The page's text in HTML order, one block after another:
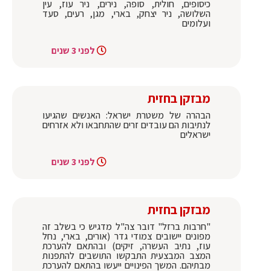
כיסופים, חולית, סופה, נירים, ניר עוז, עין
השלושה, ניר יצחק, בארי, מגן, רעים, סעד
ועלומים
לפני 3 שנים
מבזקן בחזית
הבהרה של משטרת ישראל: האנשים שהגיעו
לנתיבות הם עובדים זרים שהתחבאו ולא אזרחים
ישראלים
לפני 3 שנים
מבזקן בחזית
"חרבות ברזל" דובר צה"ל מדגיש כי בשלב זה
מפונים יישובים צמודי גדר (אורים, בארי, נחל
עוז, נתיב העשרה, זיקים) ובהתאם להערכת
המצב המבצעית התבקשו התושבים להתפנות
מבתיהם. המשך הפינויים ייעשו בהתאם להערכת